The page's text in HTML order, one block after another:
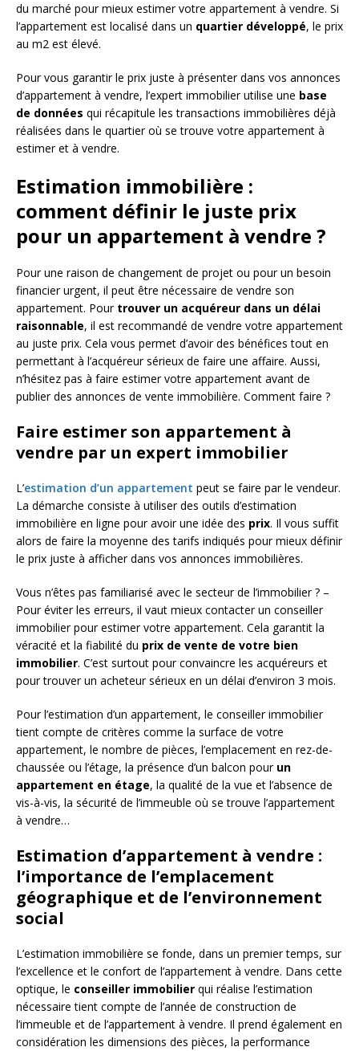
du marché pour mieux estimer votre appartement à vendre. Si
l’appartement est localisé dans un quartier développé, le prix
au m2 est élevé.
Pour vous garantir le prix juste à présenter dans vos annonces
d’appartement à vendre, l’expert immobilier utilise une base
de données qui récapitule les transactions immobilières déjà
réalisées dans le quartier où se trouve votre appartement à
estimer et à vendre.
Estimation immobilière :
comment définir le juste prix
pour un appartement à vendre ?
Pour une raison de changement de projet ou pour un besoin
financier urgent, il peut être nécessaire de vendre son
appartement. Pourtrouver un acquéreur dans un délai
raisonnable, il est recommandé de vendre votre appartement
au juste prix. Cela vous permet d’avoir des bénéfices tout en
permettant à l’acquéreur sérieux de faire une affaire. Aussi,
n’hésitez pas à faire estimer votre appartement avant de
publier des annonces de vente immobilière. Comment faire ?
Faire estimer son appartement à
vendre par un expert immobilier
L’estimation d’un appartement peut se faire par le vendeur.
La démarche consiste à utiliser des outils d’estimation
immobilière en ligne pour avoir une idée des prix. Il vous suffit
alors de faire la moyenne des tarifs indiqués pour mieux définir
le prix juste à afficher dans vos annonces immobilières.
Vous n’êtes pas familiarisé avec le secteur de l’immobilier ? –
Pour éviter les erreurs, il vaut mieux contacter un conseiller
immobilier pour estimer votre appartement. Cela garantit la
véracité et la fiabilité du prix de vente de votre bien
immobilier. C’est surtout pour convaincre les acquéreurs et
pour trouver un acheteur sérieux en un délai d’environ 3 mois.
Pour l’estimation d’un appartement, le conseiller immobilier
tient compte de critères comme la surface de votre
appartement, le nombre de pièces, l’emplacement en rez-de-
chaussée ou l’étage, la présence d’un balcon pour un
appartement en étage, la qualité de la vue et l’absence de
vis-à-vis, la sécurité de l’immeuble où se trouve l’appartement
à vendre…
Estimation d’appartement à vendre :
l’importance de l’emplacement
géographique et de l’environnement
social
L’estimation immobilière se fonde, dans un premier temps, sur
l’excellence et le confort de l’appartement à vendre. Dans cette
optique, le conseiller immobilier qui réalise l’estimation
nécessaire tient compte de l’année de construction de
l’immeuble et de l’appartement à vendre. Il prend également en
considération les dimensions des pièces, la performance